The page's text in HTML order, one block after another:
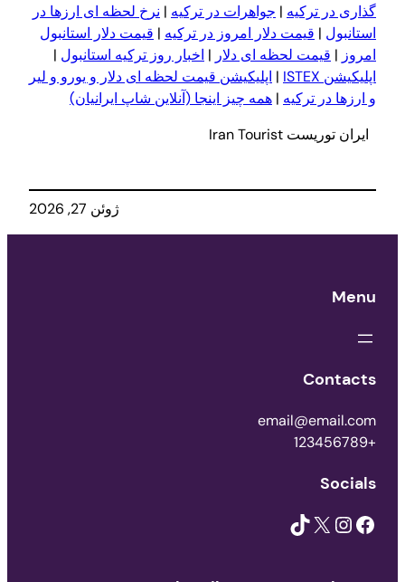
گذاری در ترکیه|جواهرات در ترکیه|نرخ لحظه ای ارزها در
استانبول| قیمت دلار امروز در ترکیه|قیمت دلار استانبول
امروز | قیمت لحظه ای دلار| اخبار روز ترکیه استانبول|
اپلیکیشن ISTEX
|اپلیکیشن قیمت لحظه ای دلار و یورو و لیر
ر زها در ترکیه|همه چیز اینجا (آنلاین شاپ ایرانیان)
ایران توریست Iran Tourist
ژوئن 27, 2026
Menu
Contacts
email@email.com
Socials
Instagram
X
TikTok